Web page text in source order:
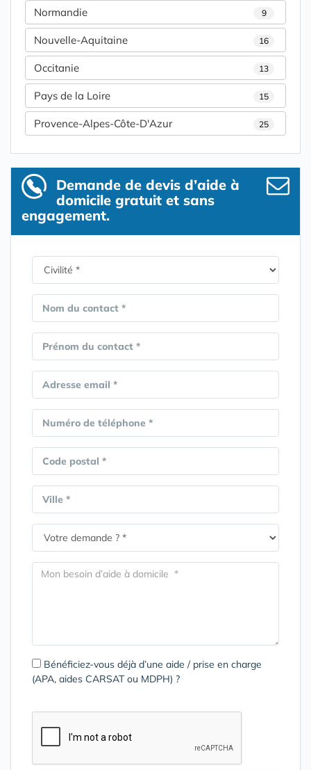
Normandie 9
Nouvelle-Aquitaine 16
Occitanie 13
Pays de la Loire 15
Provence-Alpes-Côte-D'Azur 25
Demande de devis d’aide à
domicile gratuit et sans
engagement.
Nom du contact *
Prénom du contact *
Adresse email *
Numéro de téléphone *
Code postal *
Ville *
Bénéficiez-vous déjà d’une aide / prise en charge
(APA, aides CARSAT ou MDPH) ?